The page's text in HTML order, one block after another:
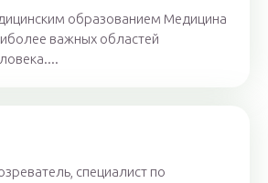
образованием Медицина
важных областей
специалист по